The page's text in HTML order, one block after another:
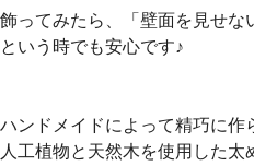
飾ってみたら、「壁面を見せな
という時でも安心です♪
ハンドメイドによって精巧に作
人工植物と天然木を使用した